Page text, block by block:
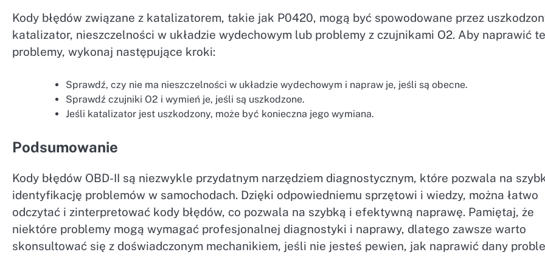
Kody błędów związane z katalizatorem, takie jak P0420, mogą być spowodowane przez
katalizator, nieszczelności w układzie wydechowym lub problemy z czujnikami O2. Aby naprawić te
problemy, wykonaj następujące kroki:
Sprawdź, czy nie ma nieszczelności w układzie wydechowym i napraw je, jeśli są obecne.
Sprawdź czujniki O2 i wymień je, jeśli są uszkodzone.
Jeśli katalizator jest uszkodzony, może być konieczna jego wymiana.
Podsumowanie
Kody błędów OBD-II są niezwykle przydatnym narzędziem diagnostycznym, które pozwala na
identyfikację problemów w samochodach. Dzięki odpowiedniemu sprzętowi i wiedzy, można łatwo
odczytać i zinterpretować kody błędów, co pozwala na szybką i efektywną naprawę. Pamiętaj, że
niektóre problemy mogą wymagać profesjonalnej diagnostyki i naprawy, dlatego zawsze warto
skonsultować się z doświadczonym mechanikiem, jeśli nie jesteś pewien, jak naprawić dany